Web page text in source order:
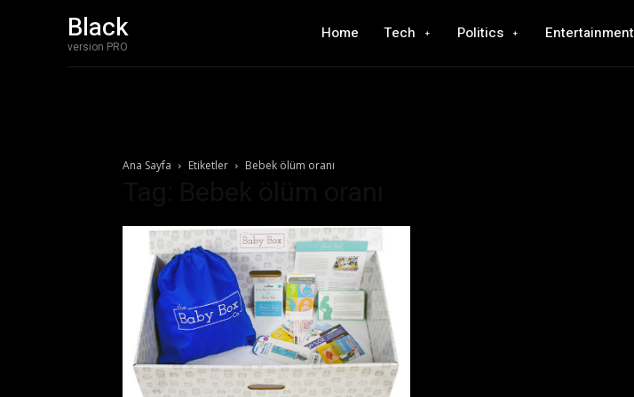
Black
version PRO
Home Tech Politics Entertainment
Ana Sayfa Etiketler Bebek ölüm oranı